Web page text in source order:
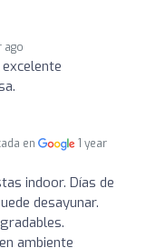
ago
en
1 year
indoor. Días de
desayunar.
ambiente